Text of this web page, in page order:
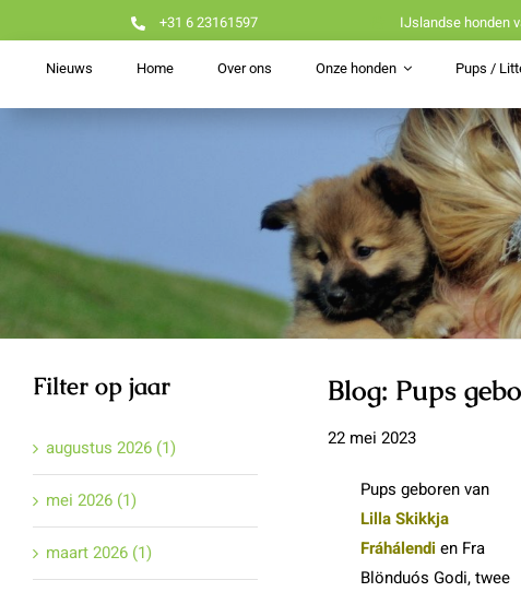
naar
inhoud
+31 6 23161597 IJslandse honden
Nieuws Home Over ons Onze honden Pups /
Filter op jaar
augustus 2026 (1)
mei 2026 (1)
maart 2026 (1)
Blog: Pups
22 mei 2023
Pups geboren van
Lilla Skikkja
Fráhálendi en Fra
Blönduós Godi, twee